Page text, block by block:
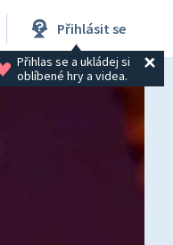
Přihlásit se
Přihlas se a ukládej si
oblíbené hry a videa.